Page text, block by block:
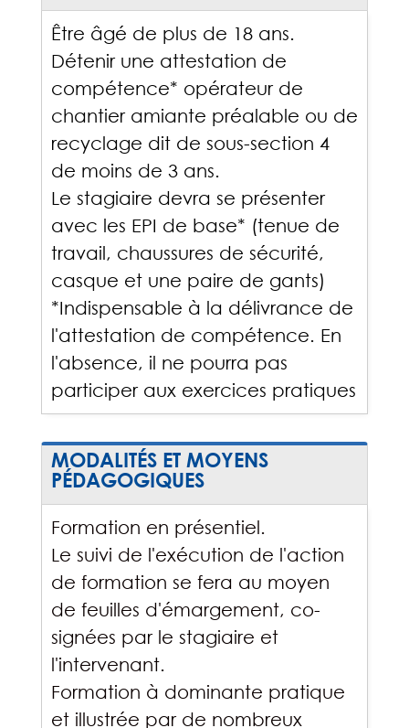
Être âgé de plus de 18 ans.
Détenir une attestation de
compétence* opérateur de
chantier amiante préalable ou de
recyclage dit de sous-section 4
de moins de 3 ans.
Le stagiaire devra se présenter
avec les EPI de base* (tenue de
travail, chaussures de sécurité,
casque et une paire de gants)
*Indispensable à la délivrance de
l'attestation de compétence. En
l'absence, il ne pourra pas
participer aux exercices pratiques
MODALITÉS ET MOYENS
PÉDAGOGIQUES
Formation en présentiel.
Le suivi de l'exécution de l'action
de formation se fera au moyen
de feuilles d'émargement, co-
signées par le stagiaire et
l'intervenant.
Formation à dominante pratique
et illustrée par de nombreux